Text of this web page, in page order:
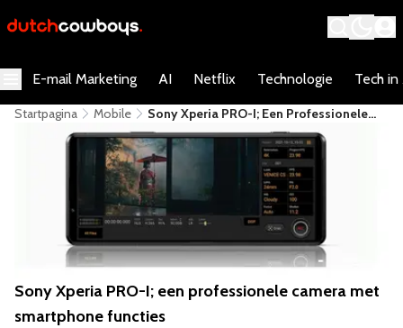
E-mail Marketing AI Netflix Technologie Tech in
Startpagina Mobile
Sony Xperia PRO-I; Een Professionele
Camera Met Smartphone Functies
Sony Xperia PRO-I; een professionele camera met
smartphone functies